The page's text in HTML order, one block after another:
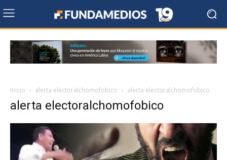
Inicio alerta electoralchomofobico alerta electoralchomofobico
alerta electoralchomofobico